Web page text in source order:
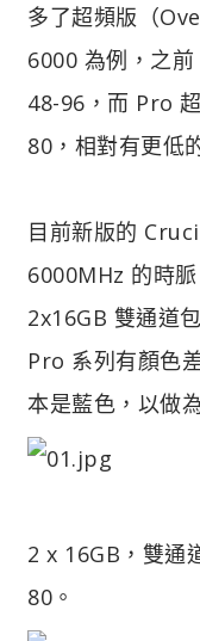
多了超頻版（
6000 為例，之
48-96，而 Pro
80，相對有更低
目前新版的
6000MHz 的時
2x16GB 雙通道
Pro 系列有顏色
本是藍色，以做
2 x 16GB，雙通
80。